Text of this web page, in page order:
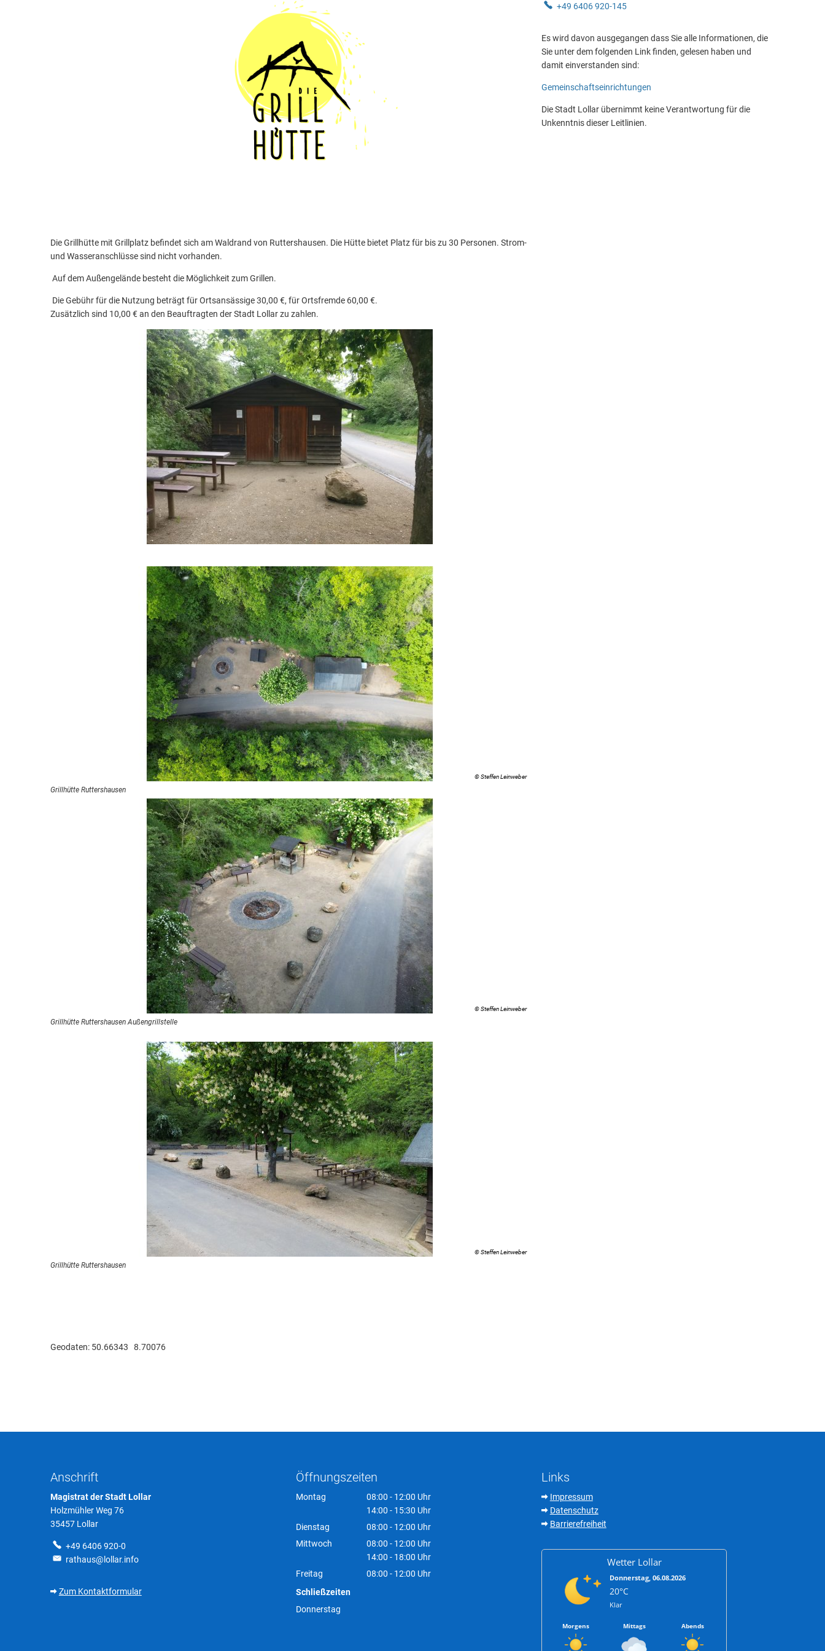
Die Grillhütte mit Grillplatz befindet sich am Waldrand von Ruttershausen. Die Hütte bietet Platz für bis zu 30 Personen. Strom-
und Wasseranschlüsse sind nicht vorhanden.
Auf dem Außengelände besteht die Möglichkeit zum Grillen.
Die Gebühr für die Nutzung beträgt für Ortsansässige 30,00 €, für Ortsfremde 60,00 €.
Zusätzlich sind 10,00 € an den Beauftragten der Stadt Lollar zu zahlen.
© Steffen Leinweber
Grillhütte Ruttershausen
© Steffen Leinweber
Grillhütte Ruttershausen Außengrillstelle
© Steffen Leinweber
Grillhütte Ruttershausen
Geodaten: 50.66343 8.70076
+49 6406 920-145
Es wird davon ausgegangen dass Sie alle Informationen, die
Sie unter dem folgenden Link finden, gelesen haben und
damit einverstanden sind:
Gemeinschaftseinrichtungen
Die Stadt Lollar übernimmt keine Verantwortung für die
Unkenntnis dieser Leitlinien.
Anschrift
Magistrat der Stadt Lollar
Holzmühler Weg 76
35457 Lollar
+49 6406 920-0
rathaus@lollar.info
Zum Kontaktformular
Öffnungszeiten
Montag 08:00 - 12:00 Uhr
Von 08:00 bis 12:00 Uhr
14:00 - 15:30 Uhr
Von 14:00 bis 15:30 Uhr
Dienstag 08:00 - 12:00 Uhr
Von 08:00 bis 12:00 Uhr
Mittwoch 08:00 - 12:00 Uhr
Von 08:00 bis 12:00 Uhr
14:00 - 18:00 Uhr
Von 14:00 bis 18:00 Uhr
Freitag 08:00 - 12:00 Uhr
Schließzeiten
Donnerstag
Links
Impressum
Datenschutz
Barrierefreiheit
Wetter Lollar
Donnerstag, 06.08.2026
20°C
Klar
Morgens Mittags Abends